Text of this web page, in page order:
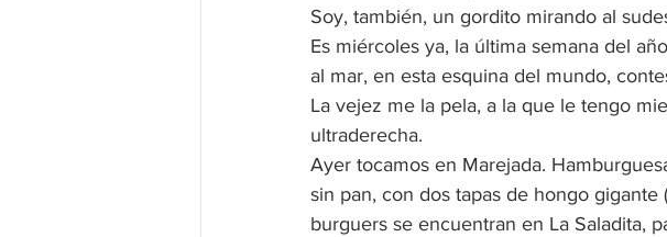
Soy, también, un gordito mirando al
Es miércoles ya, la última semana del
al mar, en esta esquina del mundo,
La vejez me la pela, a la que le tengo
ultraderecha.
Ayer tocamos en Marejada.
sin pan, con dos tapas de hongo gigante
burguers se encuentran en La Saladita,